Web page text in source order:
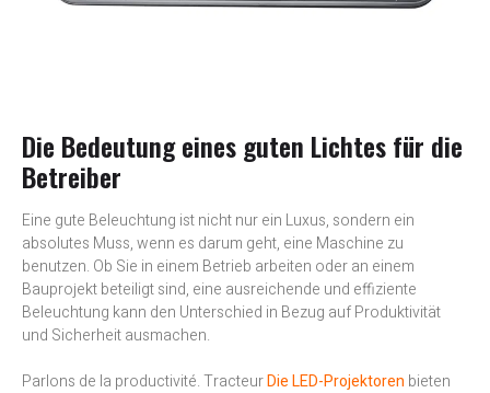
Die Bedeutung eines guten Lichtes für die
Betreiber
Eine gute Beleuchtung ist nicht nur ein Luxus, sondern ein
absolutes Muss, wenn es darum geht, eine Maschine zu
benutzen. Ob Sie in einem Betrieb arbeiten oder an einem
Bauprojekt beteiligt sind, eine ausreichende und effiziente
Beleuchtung kann den Unterschied in Bezug auf Produktivität
und Sicherheit ausmachen.
Parlons de la productivité. TracteurDie LED-Projektoren bieten